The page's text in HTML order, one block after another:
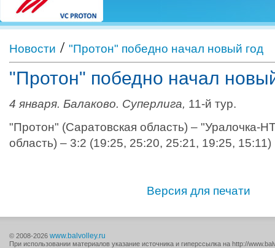
Новости / "Протон" победно начал новый год
"Протон" победно начал
4 января. Балаково. Суперлига, 11-й тур.
"Протон" (Саратовская область) – "Уралочка-
область) – 3:2 (19:25, 25:20, 25:21, 19:25, 15:11)
Версия для печати
© 2008-2026 www.balvolley.ru
При использовании материалов указание источника и гиперссылка на http://